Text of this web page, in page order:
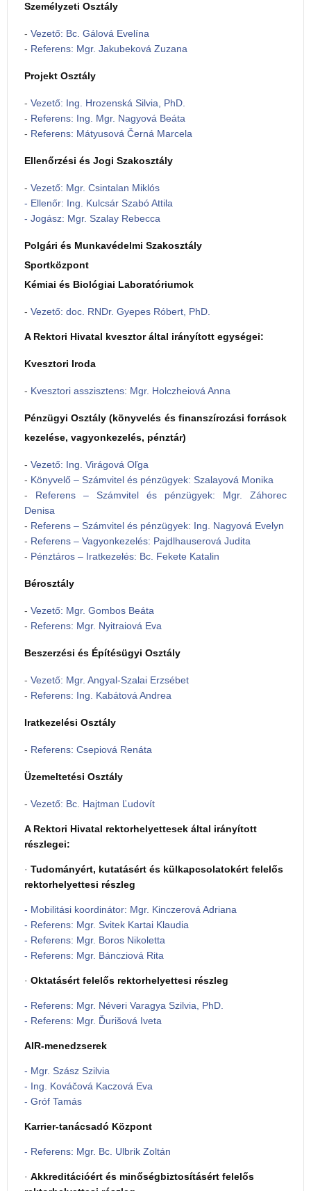
Személyzeti Osztály
- Vezető: Bc. Gálová Evelína
- Referens: Mgr. Jakubeková Zuzana
Projekt Osztály
- Vezető: Ing. Hrozenská Silvia, PhD.
- Referens: Ing. Mgr. Nagyová Beáta
- Referens: Mátyusová Černá Marcela
Ellenőrzési és Jogi Szakosztály
- Vezető: Mgr. Csintalan Miklós
- Ellenőr: Ing. Kulcsár Szabó Attila
- Jogász: Mgr. Szalay Rebecca
Polgári és Munkavédelmi Szakosztály
Sportközpont
Kémiai és Biológiai Laboratóriumok
- Vezető: doc. RNDr. Gyepes Róbert, PhD.
A Rektori Hivatal kvesztor által irányított egységei:
Kvesztori Iroda
- Kvesztori asszisztens: Mgr. Holczheiová Anna
Pénzügyi Osztály (könyvelés és finanszírozási források
kezelése, vagyonkezelés, pénztár)
- Vezető: Ing. Virágová Oľga
- Könyvelő – Számvitel és pénzügyek: Szalayová Monika
- Referens – Számvitel és pénzügyek: Mgr. Záhorec
Denisa
- Referens – Számvitel és pénzügyek: Ing. Nagyová Evelyn
- Referens – Vagyonkezelés: Pajdlhauserová Judita
- Pénztáros – Iratkezelés: Bc. Fekete Katalin
Bérosztály
- Vezető: Mgr. Gombos Beáta
- Referens: Mgr. Nyitraiová Eva
Beszerzési és Építésügyi Osztály
- Vezető: Mgr. Angyal-Szalai Erzsébet
- Referens: Ing. Kabátová Andrea
Iratkezelési Osztály
- Referens: Csepiová Renáta
Üzemeltetési Osztály
- Vezető: Bc. Hajtman Ľudovít
A Rektori Hivatal rektorhelyettesek által irányított
részlegei:
· Tudományért, kutatásért és külkapcsolatokért felelős
rektorhelyettesi részleg
- Mobilitási koordinátor: Mgr. Kinczerová Adriana
- Referens: Mgr. Svitek Kartai Klaudia
- Referens: Mgr. Boros Nikoletta
- Referens: Mgr. Báncziová Rita
· Oktatásért felelős rektorhelyettesi részleg
- Referens: Mgr. Néveri Varagya Szilvia, PhD.
- Referens: Mgr. Ďurišová Iveta
AIR-menedzserek
- Mgr. Szász Szilvia
- Ing. Kováčová Kaczová Eva
- Gróf Tamás
Karrier-tanácsadó Központ
- Referens: Mgr. Bc. Ulbrik Zoltán
· Akkreditációért és minőségbiztosításért felelős